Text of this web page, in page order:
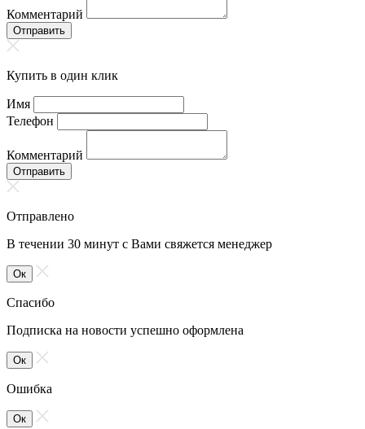
Комментарий
Отправить
Купить в один клик
Имя
Телефон
Комментарий
Отправить
Отправлено
В течении 30 минут с Вами свяжется менеджер
Ок
Спасибо
Подписка на новости успешно оформлена
Ок
Ошибка
Ок